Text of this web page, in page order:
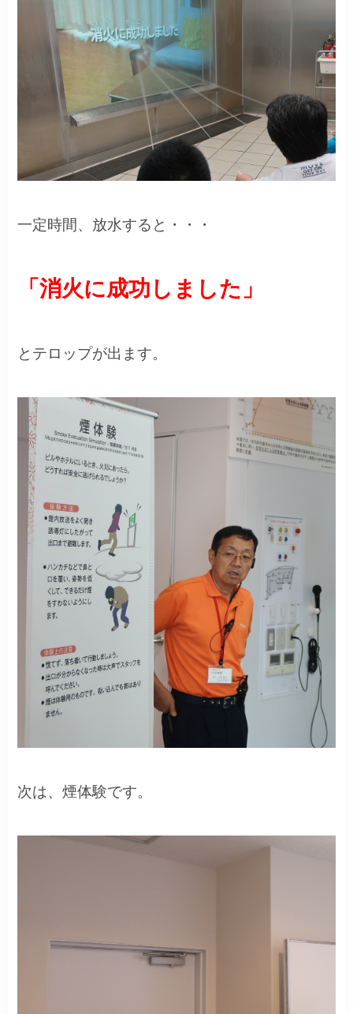
一定時間、放水すると・・・
「消火に成功しました」
とテロップが出ます。
次は、煙体験です。